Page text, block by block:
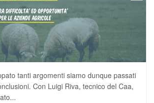
tanti argomenti siamo dunque passati
Con Luigi Riva, tecnico del Caa,